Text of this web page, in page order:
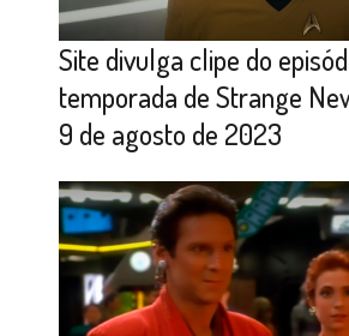
Site divulga clipe do
temporada de Strange
9 de agosto de 2023